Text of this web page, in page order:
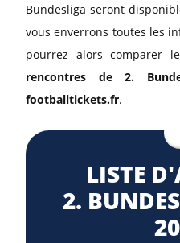
Bundesliga seront
vous enverrons toutes les
pourrez alors comparer
rencontres de 2.
footballtickets.fr.
LISTE
2.